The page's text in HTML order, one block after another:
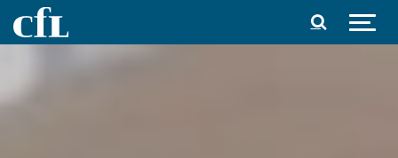
Spring til indhold